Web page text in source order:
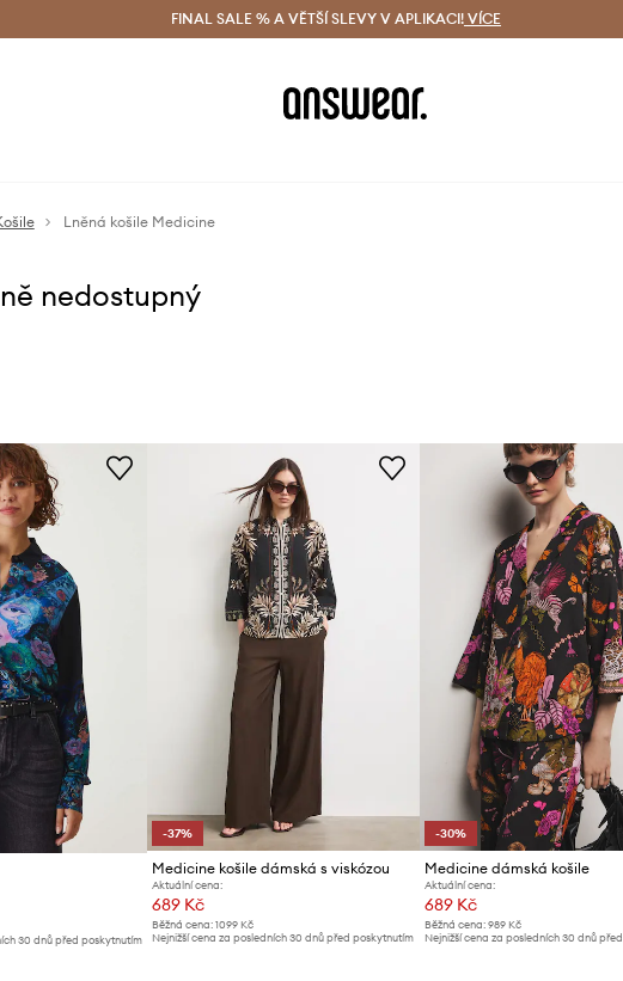
Doručení a vrácení zdarma (od 1800 Kč) Doručení i do 24 h
FINAL SALE % A VĚTŠÍ SLEVY V APLIKACI! VÍCE
Lněná košile Medicine
nedostupný
30 dnů před poskytnutím
-37%
Medicine košile dámská s viskózou
Aktuální cena:
689 Kč
Běžná cena: 1099 Kč
Nejnižší cena za posledních 30 dnů před poskytnutím
-30%
Medicine dámská košile
Aktuální cena:
689 Kč
Běžná cena: 989 Kč
Nejnižší cena za posledních 30 dnů